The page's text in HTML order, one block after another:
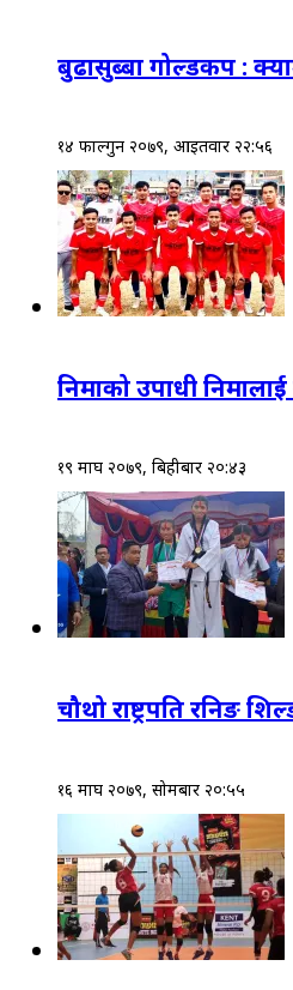
बुढासुब्बा गोल्डकप :
१४ फाल्गुन २०७९, आईतवार २२:५६
निमाको उपाधी
१९ माघ २०७९, बिहीबार २०:४३
चौथो राष्ट्रपति रनिङ
१६ माघ २०७९, सोमबार २०:५५